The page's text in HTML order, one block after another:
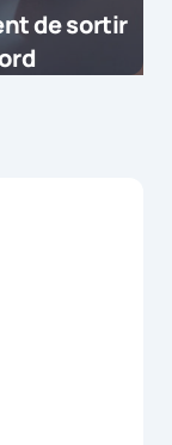
de sortir